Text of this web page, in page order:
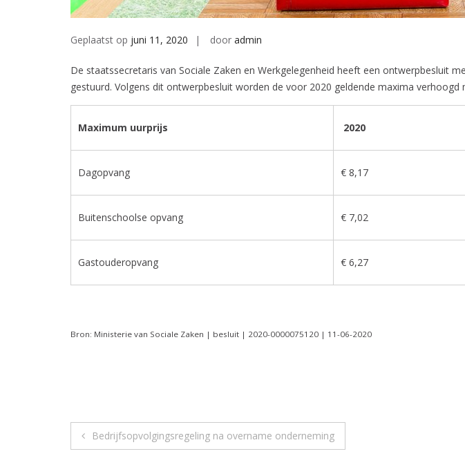
Geplaatst op juni 11, 2020 door admin
De staatssecretaris van Sociale Zaken en Werkgelegenheid heeft een ontwerpbesluit
gestuurd. Volgens dit ontwerpbesluit worden de voor 2020 geldende maxima
Maximum uurprijs 2020
Dagopvang € 8,17
Buitenschoolse opvang € 7,02
Gastouderopvang € 6,27
Bron: Ministerie van Sociale Zaken | besluit | 2020-0000075120 | 11-06-2020
Berichtnavigatie
Bedrijfsopvolgingsregeling na overname onderneming